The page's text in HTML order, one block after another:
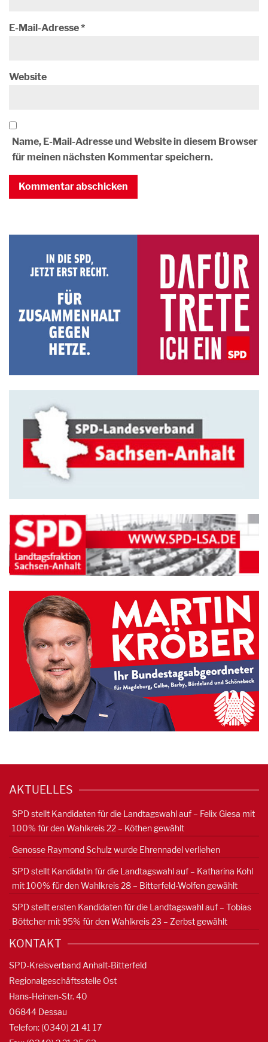
E-Mail-Adresse*
Website
Name, E-Mail-Adresse und Website in diesem Browser
für meinen nächsten Kommentar speichern.
AKTUELLES
SPD stellt Kandidaten für die Landtagswahl auf – Felix Giesa mit
100% für den Wahlkreis 22 – Köthen gewählt
Genosse Raymond Schulz wurde Ehrennadel verliehen
SPD stellt Kandidatin für die Landtagswahl auf – Katharina Kohl
mit 100% für den Wahlkreis 28 – Bitterfeld-Wolfen gewählt
SPD stellt ersten Kandidaten für die Landtagswahl auf – Tobias
Böttcher mit 95% für den Wahlkreis 23 – Zerbst gewählt
KONTAKT
SPD-Kreisverband Anhalt-Bitterfeld
Regionalgeschäftsstelle Ost
Hans-Heinen-Str. 40
06844 Dessau
Telefon: (0340) 21 41 17